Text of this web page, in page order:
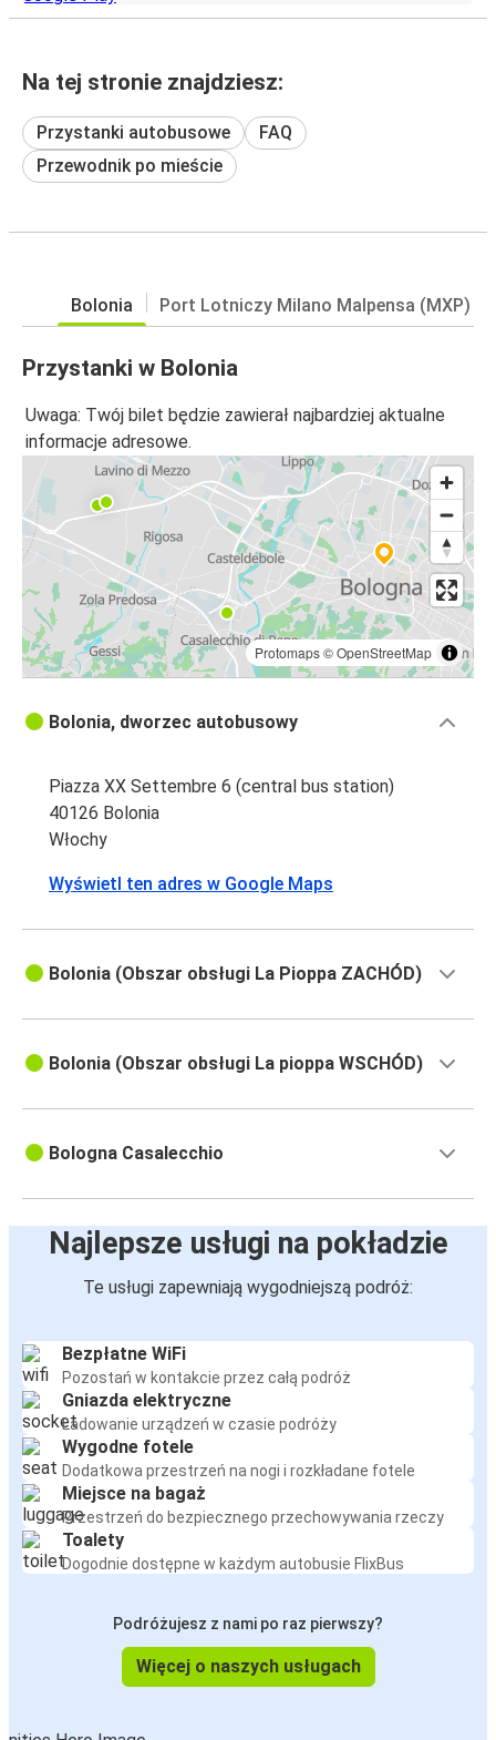
Na tej stronie znajdziesz:
Przystanki autobusowe
FAQ
Przewodnik po mieście
Bolonia Port Lotniczy Milano Malpensa (MXP)
Przystanki w Bolonia
Uwaga: Twój bilet będzie zawierał najbardziej aktualne
informacje adresowe.
Protomaps©OpenStreetMap
Bolonia, dworzec autobusowy
Piazza XX Settembre 6 (central bus station)
40126 Bolonia
Włochy
Wyświetl ten adres w Google Maps
Bolonia (Obszar obsługi La Pioppa ZACHÓD)
Bolonia (Obszar obsługi La pioppa WSCHÓD)
Bologna Casalecchio
Najlepsze usługi na pokładzie
Te usługi zapewniają wygodniejszą podróż:
Bezpłatne WiFi
Pozostań w kontakcie przez całą podróż
Gniazda elektryczne
Ładowanie urządzeń w czasie podróży
Wygodne fotele
Dodatkowa przestrzeń na nogi i rozkładane fotele
Miejsce na bagaż
Przestrzeń do bezpiecznego przechowywania rzeczy
Toalety
Dogodnie dostępne w każdym autobusie FlixBus
Podróżujesz z nami po raz pierwszy?
Więcej o naszych usługach